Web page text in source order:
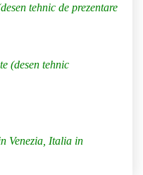
tehnic de prezentare
(desen tehnic
Venezia, Italia in